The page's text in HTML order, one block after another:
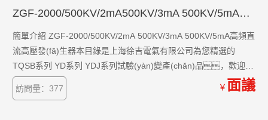
ZGF-2000/500KV/2mA500KV/3mA 500KV/5mA高頻直流高壓發(fā)生器
簡單介紹 ZGF-2000/500KV/2mA 500KV/3mA 500KV/5mA高頻直
流高壓發(fā)生器本目錄是上海徐吉電氣有限公司為您精選的
TQSB系列 YD系列 YDJ系列試驗(yàn)變產(chǎn)品，歡迎您
該產(chǎn)品的詳細(xì)信息！TQSB系列 YD系列 YDJ系列試驗
(yàn)變的種類有很多，不同的應(yīng)用也會有細(xì)
訪問量：377 ￥ 面議